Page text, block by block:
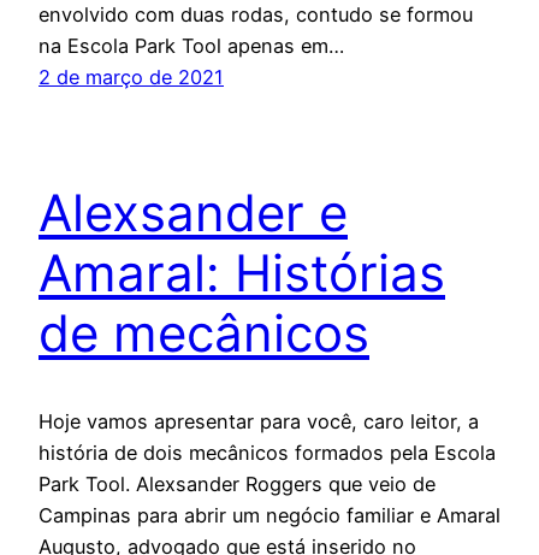
envolvido com duas rodas, contudo se formou
na Escola Park Tool apenas em…
2 de março de 2021
Alexsander e
Amaral: Histórias
de mecânicos
Hoje vamos apresentar para você, caro leitor, a
história de dois mecânicos formados pela Escola
Park Tool. Alexsander Roggers que veio de
Campinas para abrir um negócio familiar e Amaral
Augusto, advogado que está inserido no